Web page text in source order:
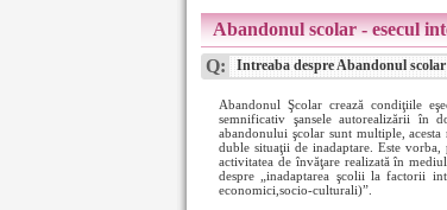
Abandonul scolar - esecul
Q: Intreaba despre Abandonul scolar
Abandonul Şcolar crează condiţiile
semnificativ şansele autorealizării în
abandonului şcolar sunt multiple,
duble situaţii de inadaptare. Este vorba,
activitatea de învăţare realizată în
despre „inadaptarea şcolii la factorii
economici,socio-culturali)”.